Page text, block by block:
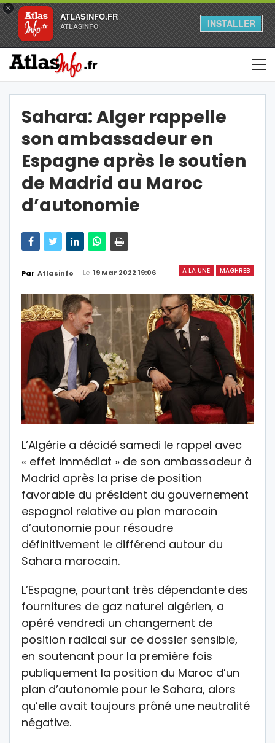
×
ATLASINFO.FR
ATLASINFO INSTALLER
Sahara: Alger rappelle
son ambassadeur en
Espagne après le soutien
de Madrid au Maroc
d’autonomie
A LA UNE MAGHREB
Par Atlasinfo Le 19 Mar 2022 19:06
L’Algérie a décidé samedi le rappel avec
« effet immédiat » de son ambassadeur à
Madrid après la prise de position
favorable du président du gouvernement
espagnol relative au plan marocain
d’autonomie pour résoudre
définitivement le différend autour du
Sahara marocain.
L’Espagne, pourtant très dépendante des
fournitures de gaz naturel algérien, a
opéré vendredi un changement de
position radical sur ce dossier sensible,
en soutenant pour la première fois
publiquement la position du Maroc d’un
plan d’autonomie pour le Sahara, alors
qu’elle avait toujours prôné une neutralité
négative.